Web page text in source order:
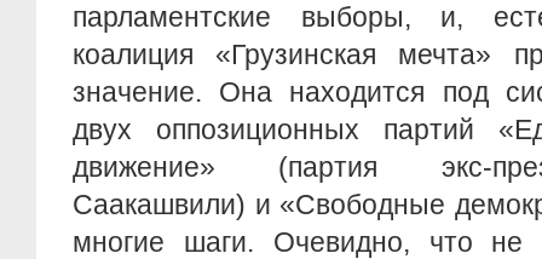
парламентские выборы, и,
коалиция «Грузинская мечта»
значение. Она находится под
двух оппозиционных партий
движение» (партия экс-
Саакашвили) и «Свободные
многие шаги. Очевидно, что